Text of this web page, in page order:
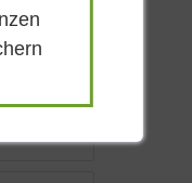
€ *